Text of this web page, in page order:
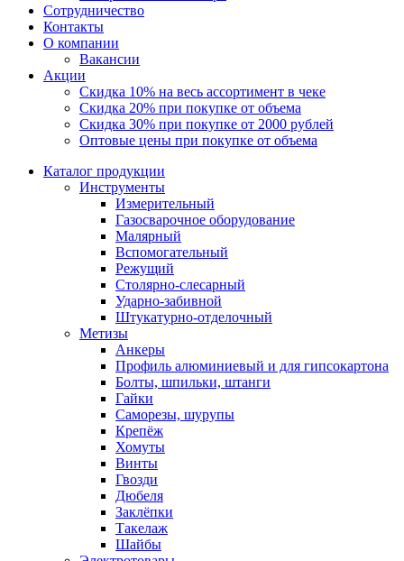
Сотрудничество
Контакты
О компании
Вакансии
Акции
Скидка 10% на весь ассортимент в чеке
Скидка 20% при покупке от объема
Скидка 30% при покупке от 2000 рублей
Оптовые цены при покупке от объема
Каталог продукции
Инструменты
Измерительный
Газосварочное оборудование
Малярный
Вспомогательный
Режущий
Столярно-слесарный
Ударно-забивной
Штукатурно-отделочный
Метизы
Анкеры
Профиль алюминиевый и для гипсокартона
Болты, шпильки, штанги
Гайки
Саморезы, шурупы
Крепёж
Хомуты
Винты
Гвозди
Дюбеля
Заклёпки
Такелаж
Шайбы